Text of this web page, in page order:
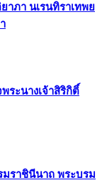
าภา นเรนทิราเทพย
ระนางเจ้าสิริกิติ์
มราชินีนาถ พระบรม